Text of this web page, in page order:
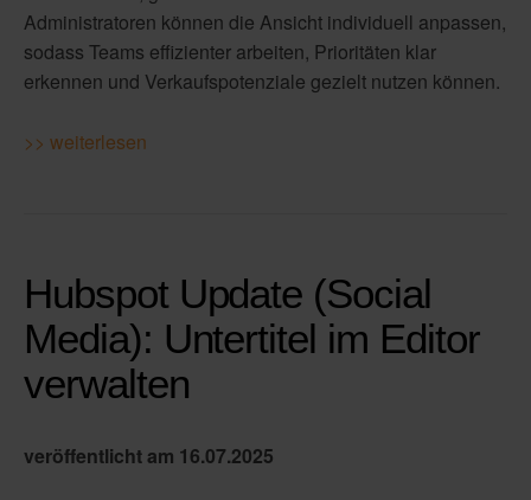
Administratoren können die Ansicht individuell anpassen,
sodass Teams effizienter arbeiten, Prioritäten klar
erkennen und Verkaufspotenziale gezielt nutzen können.
>> weiterlesen
Hubspot Update (Social
Media): Untertitel im Editor
verwalten
veröffentlicht am 16.07.2025